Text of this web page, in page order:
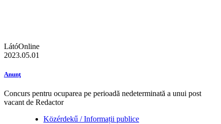
LátóOnline
2023.05.01
Anunţ
Concurs pentru ocuparea pe perioadă nedeterminată a unui post
vacant de Redactor
Közérdekű / Informații publice